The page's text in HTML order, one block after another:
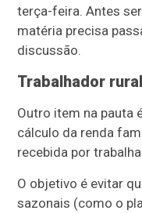
terça-feira. Antes
matéria precisa
discussão.
Trabalhador rural
Outro item na pauta
cálculo da renda
recebida por
O objetivo é evitar
sazonais (como o